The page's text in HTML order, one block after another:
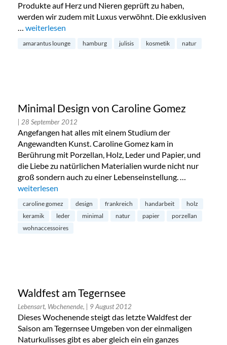
Produkte auf Herz und Nieren geprüft zu haben,
werden wir zudem mit Luxus verwöhnt. Die exklusiven
… „Amarantus Lounge – natürlicher Luxus im Hanseviertel“
weiterlesen
amarantus lounge hamburg julisis kosmetik natur
Minimal Design von Caroline Gomez
| 28 September 2012
Angefangen hat alles mit einem Studium der
Angewandten Kunst. Caroline Gomez kam in
Berührung mit Porzellan, Holz, Leder und Papier, und
die Liebe zu natürlichen Materialien wurde nicht nur
groß sondern auch zu einer Lebenseinstellung. …
„Minimal Design von Caroline Gomez“
weiterlesen
caroline gomez design frankreich handarbeit
holz
keramik
leder minimal natur papier
porzellan
wohnaccessoires
Waldfest am Tegernsee
Lebensart, Wochenende, | 9 August 2012
Dieses Wochenende steigt das letzte Waldfest der
Saison am Tegernsee Umgeben von der einmaligen
Naturkulisses gibt es aber gleich ein ein ganzes